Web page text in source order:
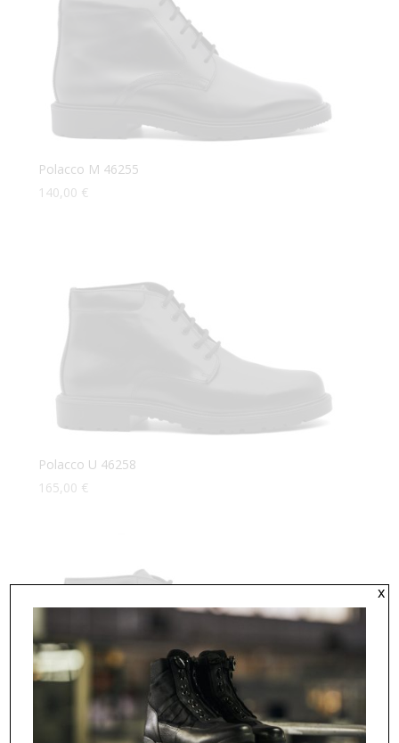
Polacco M 46255
140,00 €
Polacco U 46258
165,00 €
x